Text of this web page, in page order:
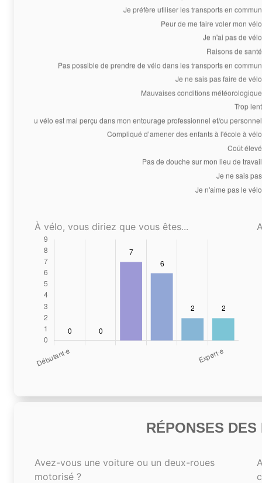
À vélo, vous diriez que vous êtes...
RÉPONSES
Avez-vous une voiture ou un deux-roues
motorisé ?